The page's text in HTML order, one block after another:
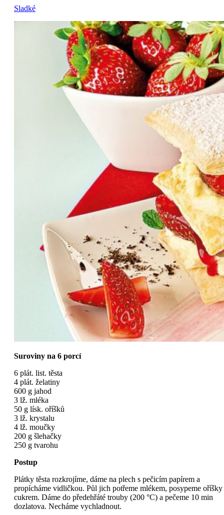
Sladké
Suroviny na 6 porcí
6 plát. list. těsta
4 plát. želatiny
600 g jahod
3 lž. mléka
50 g lísk. oříšků
3 lž. krystalu
4 lž. moučky
200 g šlehačky
250 g tvarohu
Postup
Plátky těsta rozkrojíme, dáme na plech s pečicím papírem a
propícháme vidličkou. Půl jich potřeme mlékem, posypeme oříšky
cukrem. Dáme do předehřáté trouby (200 °C) a pečeme 10 min
dozlatova. Necháme vychladnout.